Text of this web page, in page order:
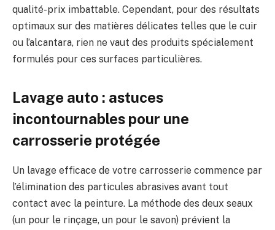
qualité-prix imbattable. Cependant, pour des résultats
optimaux sur des matières délicates telles que le cuir
ou l’alcantara, rien ne vaut des produits spécialement
formulés pour ces surfaces particulières.
Lavage auto : astuces
incontournables pour une
carrosserie protégée
Un lavage efficace de votre carrosserie commence par
l’élimination des particules abrasives avant tout
contact avec la peinture. La méthode des deux seaux
(un pour le rinçage, un pour le savon) prévient la